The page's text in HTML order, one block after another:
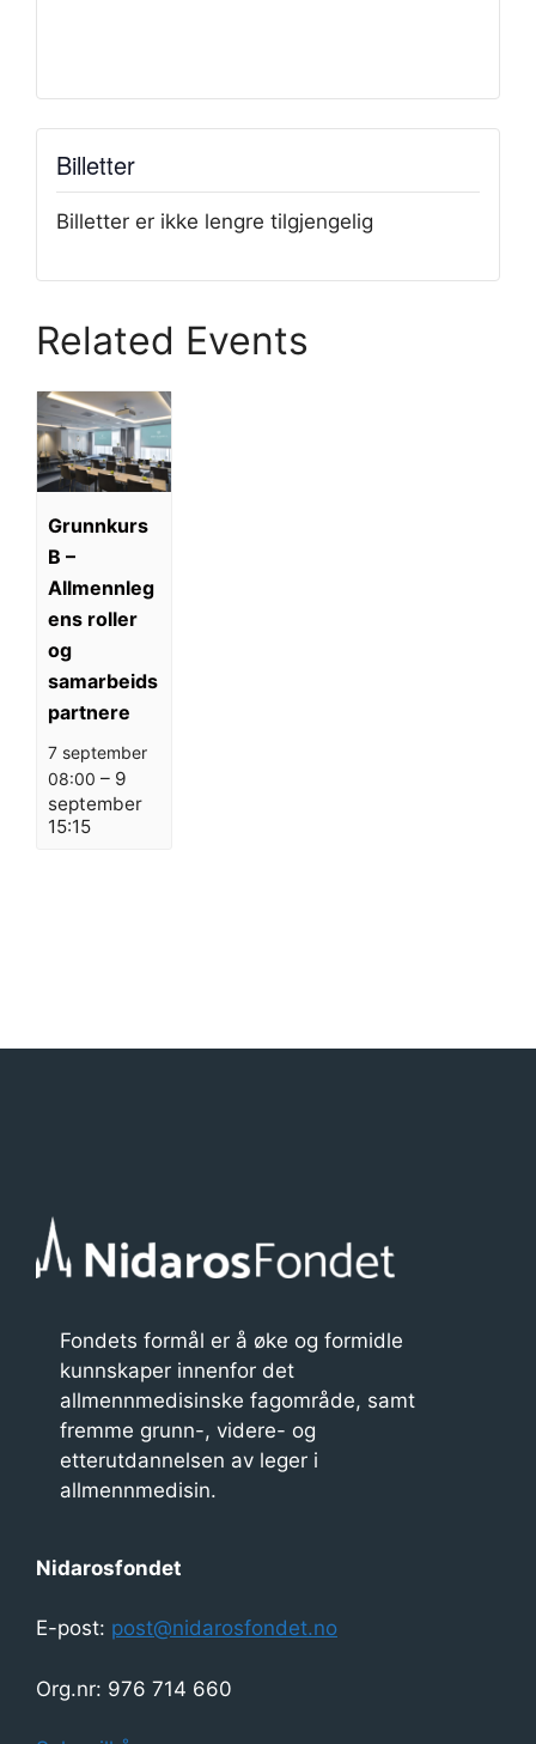
Billetter
Billetter er ikke lengre tilgjengelig
Related Events
Grunnkurs
B –
Allmennleg
ens roller
og
samarbeids
partnere
7 september
08:00 – 9
september
15:15
e
n
a
j
o
Fondets formål er å øke og formidle
kunnskaper innenfor det
allmennmedisinske fagområde, samt
fremme grunn-, videre- og
etterutdannelsen av leger i
allmennmedisin.
Nidarosfondet
E-post: post@nidarosfondet.no
Org.nr: 976 714 660